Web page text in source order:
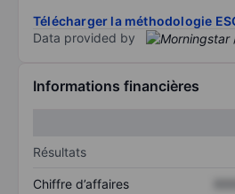
Télécharger la méthodologie
Data provided by
Informations financières
Résultats
Chiffre d’affaires